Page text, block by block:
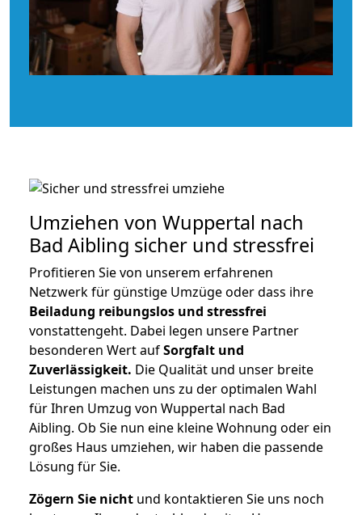
Umziehen von Wuppertal nach
Bad Aibling sicher und stressfrei
Profitieren Sie von unserem erfahrenen
Netzwerk für günstige Umzüge oder dass ihre
Beiladung reibungslos und stressfrei
vonstattengeht. Dabei legen unsere Partner
besonderen Wert aufSorgfalt und
Zuverlässigkeit. Die Qualität und unser breite
Leistungen machen uns zu der optimalen Wahl
für Ihren Umzug von Wuppertal nach Bad
Aibling. Ob Sie nun eine kleine Wohnung oder ein
großes Haus umziehen, wir haben die passende
Lösung für Sie.
Zögern Sie nicht und kontaktieren Sie uns noch